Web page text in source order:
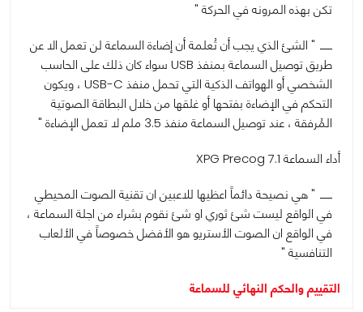
تكن بهذه المرونه في الحركة "
" الشئ الذي يجب أن تُعلمة أن إضاءة السماعة لن تعمل الا عن
طريق توصيل السماعة بمنفذ USB سواء كان ذلك على الحاسب
الشخصي أو الهواتف الذكية التي تحمل منفذ USB-C ، ويكون
التحكم في الإضاءة بفتحها أو غلقها من خلال البطاقة الصوتية
المُرفقة ، عند توصيل السماعة منفذ 3.5 ملم لا تعمل الإضاءة "
أداء السماعة XPG Precog 7.1
" هي نصيحة دائماً اعظيها للاعبين ان تقنية الصوت المحيطي
في الواقع ليست شئ ثوري او شئ نقوم بشراء من اجلة السماعة ،
في الواقع ان الصوت الأستريو هو الأفضل خصوصاً في الألعاب
التنافسية "
التقييم والحكم النهائي للسماعة